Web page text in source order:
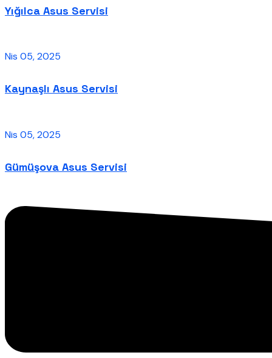
Yığılca Asus Servisi
Nis 05, 2025
Kaynaşlı Asus Servisi
Nis 05, 2025
Gümüşova Asus Servisi